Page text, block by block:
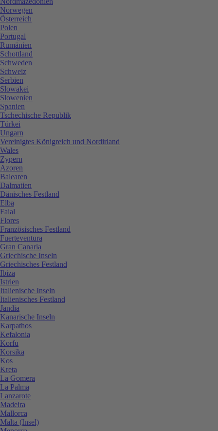
Norwegen
Österreich
Polen
Portugal
Rumänien
Schottland
Schweden
Schweiz
Serbien
Slowakei
Slowenien
Spanien
Tschechische Republik
Türkei
Ungarn
Vereinigtes Königreich und Nordirland
Wales
Zypern
Azoren
Balearen
Dalmatien
Dänisches Festland
Elba
Faial
Flores
Französisches Festland
Fuerteventura
Gran Canaria
Griechische Inseln
Griechisches Festland
Ibiza
Istrien
Italienische Inseln
Italienisches Festland
Jandia
Kanarische Inseln
Karpathos
Kefalonia
Korfu
Korsika
Kos
Kreta
La Gomera
La Palma
Lanzarote
Madeira
Mallorca
Malta (Insel)